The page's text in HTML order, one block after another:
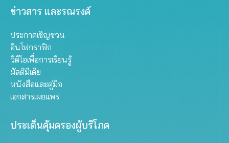
ข่าวสาร และรณรงค์
ประกาศเชิญชวน
อินโฟกราฟิก
วิดีโอเพื่อการเรียนรู้
มัลติมีเดีย
หนังสือและคู่มือ
เอกสารเผยแพร่
ประเด็นคุ้มครองผู้บริโภค